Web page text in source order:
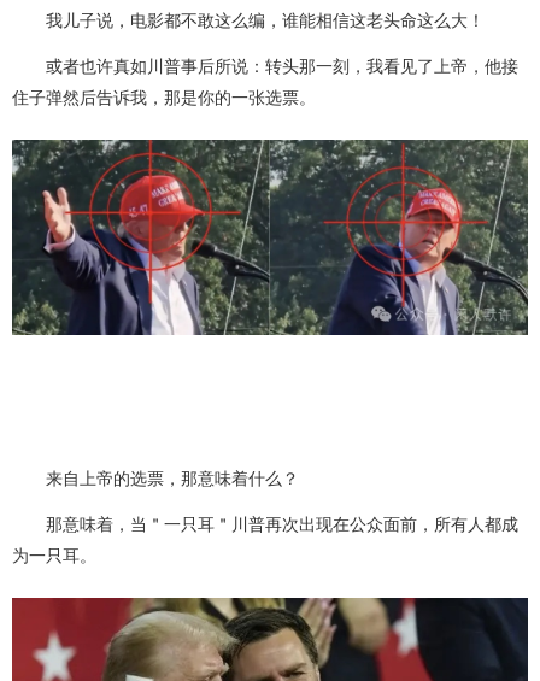
我儿子说，电影都不敢这么编，谁能相信这老头命这么大！
或者也许真如川普事后所说：转头那一刻，我看见了上帝，他接
住子弹然后告诉我，那是你的一张选票。
来自上帝的选票，那意味着什么？
那意味着，当＂一只耳＂川普再次出现在公众面前，所有人都成
为一只耳。